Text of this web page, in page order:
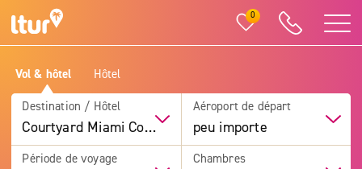
0
Vol & hôtel Hôtel
Destination / Hôtel
Courtyard Miami Coral Gables
Aéroport de départ
peu importe
Période de voyage Chambres